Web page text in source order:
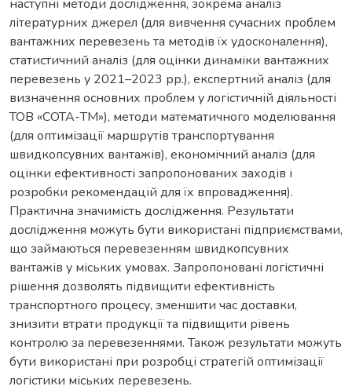
наступні методи дослідження, зокрема аналіз
літературних джерел (для вивчення сучасних проблем
вантажних перевезень та методів їх удосконалення),
статистичний аналіз (для оцінки динаміки вантажних
перевезень у 2021–2023 рр.), експертний аналіз (для
визначення основних проблем у логістичній діяльності
ТОВ «СОТА-ТМ»), методи математичного моделювання
(для оптимізації маршрутів транспортування
швидкопсувних вантажів), економічний аналіз (для
оцінки ефективності запропонованих заходів і
розробки рекомендацій для їх впровадження).
Практична значимість дослідження. Результати
дослідження можуть бути використані підприємствами,
що займаються перевезенням швидкопсувних
вантажів у міських умовах. Запропоновані логістичні
рішення дозволять підвищити ефективність
транспортного процесу, зменшити час доставки,
знизити втрати продукції та підвищити рівень
контролю за перевезеннями. Також результати можуть
бути використані при розробці стратегій оптимізації
логістики міських перевезень.